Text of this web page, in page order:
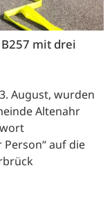
mit drei
August, wurden
Altenahr
auf die